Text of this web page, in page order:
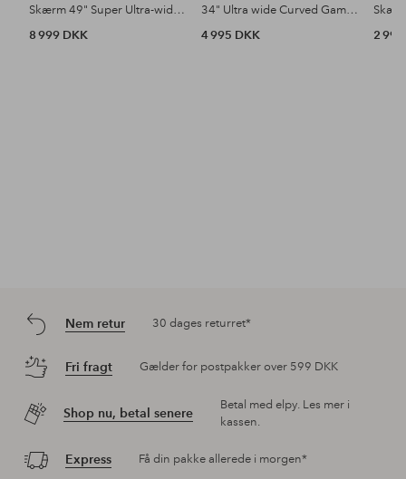
Skærm 49" Super Ultra-wide Curved Gaming IPS DQHD 144Hz 1ms
8 999 DKK
34" Ultra wide Curved Gaming MVA UWQHD 144Hz 1ms
4 995 DKK
2
Nem retur 30 dages returret*
Fri fragt Gælder for postpakker over 599 DKK
Shop nu, betal senere
Betal med elpy. Les mer i
kassen.
Express Få din pakke allerede i morgen*